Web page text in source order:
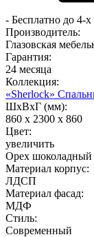
- Бесплатно до 4-х
Производитель:
Глазовская
Гарантия:
24 месяца
Коллекция:
«Sherlock»
ШхВхГ (мм):
860 х 2300 х 860
Цвет:
увеличить
Орех шоколадный
Материал корпус:
ЛДСП
Материал фасад:
МДФ
Стиль:
Современный